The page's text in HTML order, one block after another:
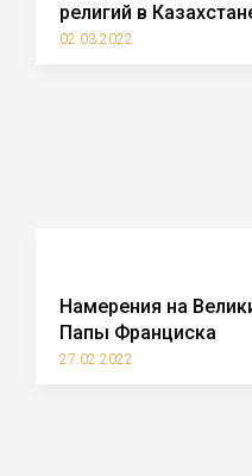
религий в
02.03.2022
Намерения на
Папы Франциска
27.02.2022